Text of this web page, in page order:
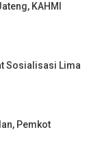
KAHMI
Sosialisasi Lima
Pemkot